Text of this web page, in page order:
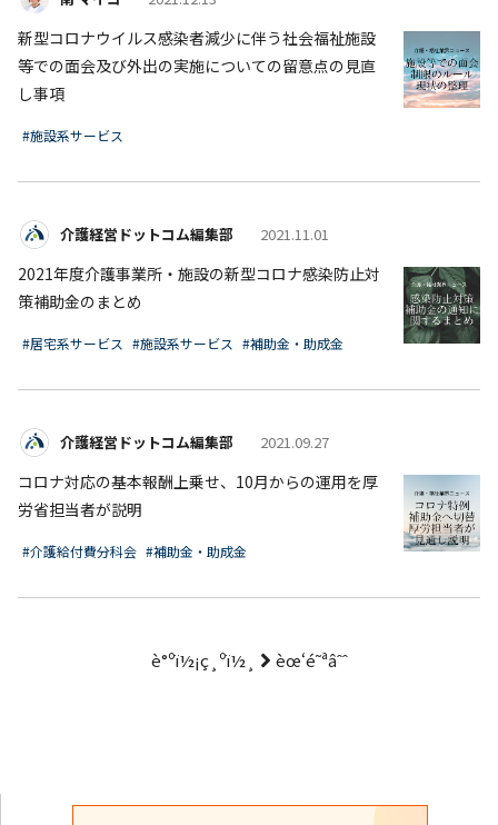
新型コロナウイルス感染者減少に伴う社会福祉施設
等での面会及び外出の実施についての留意点の見直
し事項
#施設系サービス
介護経営ドットコム編集部 2021.11.01
2021年度介護事業所・施設の新型コロナ感染防止対
策補助金のまとめ
#居宅系サービス #施設系サービス #補助金・助成金
介護経営ドットコム編集部 2021.09.27
コロナ対応の基本報酬上乗せ、10月からの運用を厚
労省担当者が説明
#介護給付費分科会 #補助金・助成金